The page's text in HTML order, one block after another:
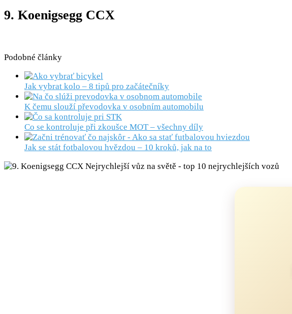
9. Koenigsegg CCX
Podobné články
Jak vybrat kolo – 8 tipů pro začátečníky
K čemu slouží převodovka v osobním automobilu
Co se kontroluje při zkoušce MOT – všechny díly
Jak se stát fotbalovou hvězdou – 10 kroků, jak na to